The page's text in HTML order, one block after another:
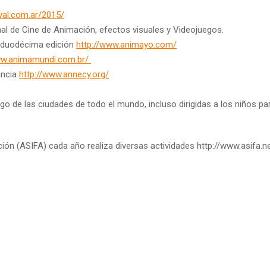
2015/
de Cine de Animación, efectos visuales y Videojuegos.
edición http://www.animayo.com/
http://www.annecy.org/
de las ciudades de todo el mundo, incluso dirigidas a los niños
(ASIFA) cada año realiza diversas actividades http://